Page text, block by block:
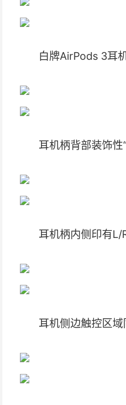
白牌AirPods 3耳
耳机柄背部装饰性
耳机柄内侧印有L/
耳机侧边触控区域